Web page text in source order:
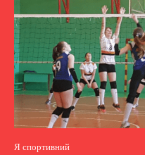
Я спортивний